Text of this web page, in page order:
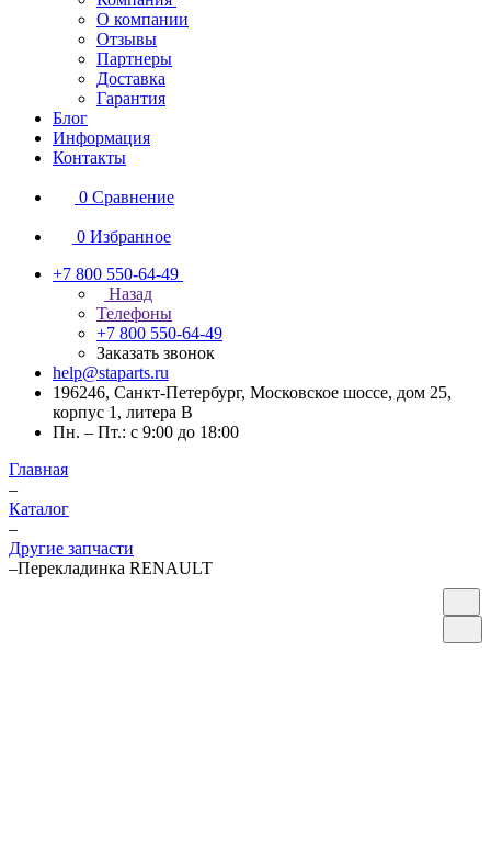
О компании
Отзывы
Партнеры
Доставка
Гарантия
Блог
Информация
Контакты
0 Сравнение
0 Избранное
+7 800 550-64-49
Назад
Телефоны
+7 800 550-64-49
Заказать звонок
help@staparts.ru
196246, Санкт-Петербург, Московское шоссе, дом 25,
корпус 1, литера В
Пн. – Пт.: с 9:00 до 18:00
Главная
–
Каталог
–
Другие запчасти
–Перекладинка RENAULT